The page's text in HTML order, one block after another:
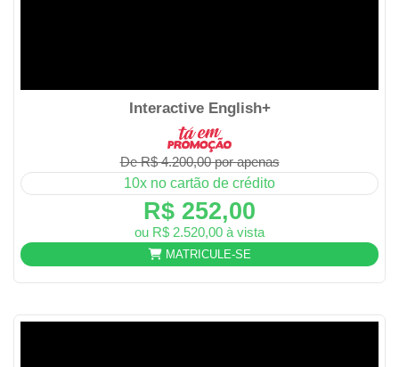
Interactive English+
De R$ 4.200,00 por apenas
10x no cartão de crédito
R$ 252,00
ou R$ 2.520,00 à vista
MATRICULE-SE